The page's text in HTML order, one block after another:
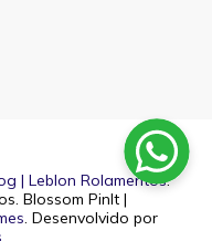
| Leblon Rolamentos.
Blossom PinIt |
. Desenvolvido por